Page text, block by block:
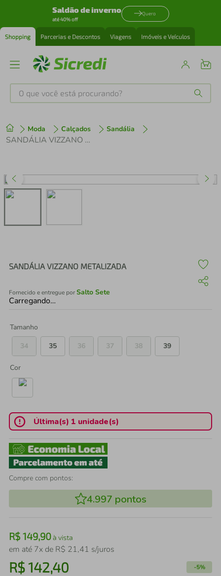
Saldão de inverno
até 40% off
Quero
Shopping Parcerias e Descontos Viagens Imóveis e Veículos
O que você está procurando?
Moda Calçados Sandália
SANDÁLIA VIZZANO METALIZADA
SANDÁLIA VIZZANO METALIZADA
Fornecido e entregue porSalto Sete
Carregando…
Tamanho
34
35 36 37 38 39
Cor
Última(s) 1 unidade(s)
Compre com pontos:
4.997 pontos
R$ 149,90à vista
em até 7x de R$ 21,41 s/juros
R$142,40 -5%
1º tenis
perfume